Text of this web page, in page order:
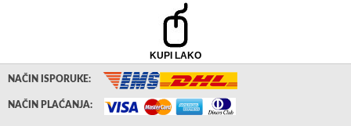
KUPI LAKO
NAČIN ISPORUKE:
NAČIN PLAĆANJA: